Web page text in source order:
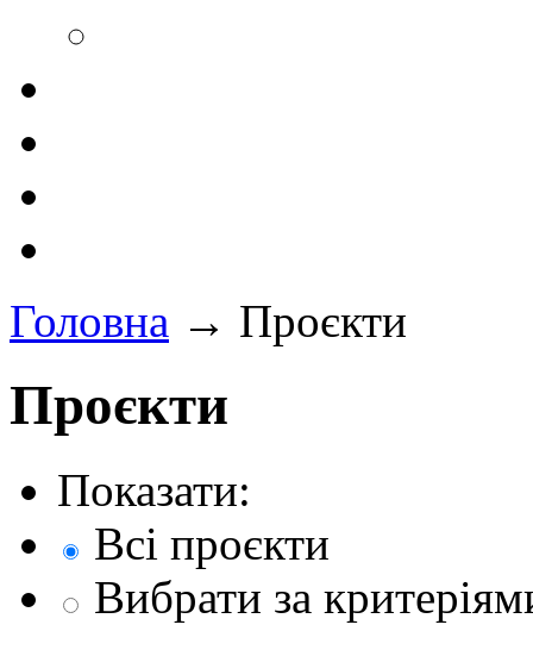
Головна → Проєкти
Проєкти
Показати:
Всі проєкти
Вибрати за